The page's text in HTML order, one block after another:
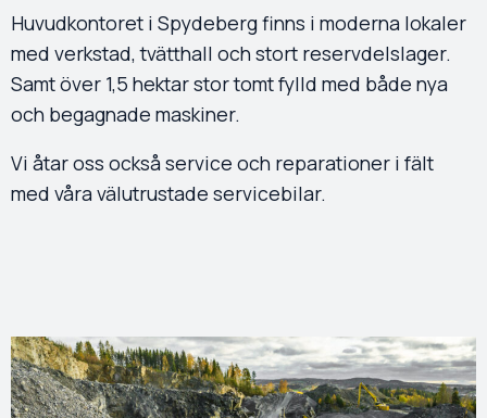
Huvudkontoret i Spydeberg finns i moderna lokaler
med verkstad, tvätthall och stort reservdelslager.
Samt över 1,5 hektar stor tomt fylld med både nya
och begagnade maskiner.
Vi åtar oss också service och reparationer i fält
med våra välutrustade servicebilar.